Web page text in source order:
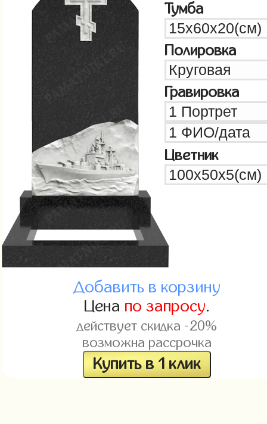
Тумба
Полировка
Гравировка
Цветник
Добавить в корзину
Цена по запросу.
действует скидка -20%
возможна рассрочка
Купить в 1 клик